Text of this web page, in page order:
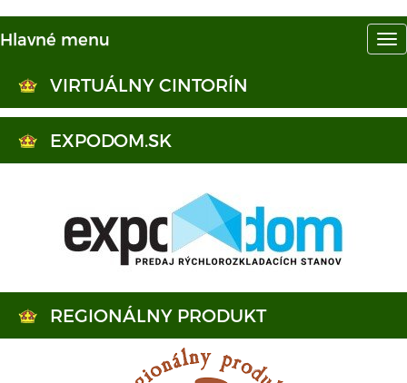
Hlavné menu
VIRTUÁLNY CINTORÍN
EXPODOM.SK
REGIONÁLNY PRODUKT